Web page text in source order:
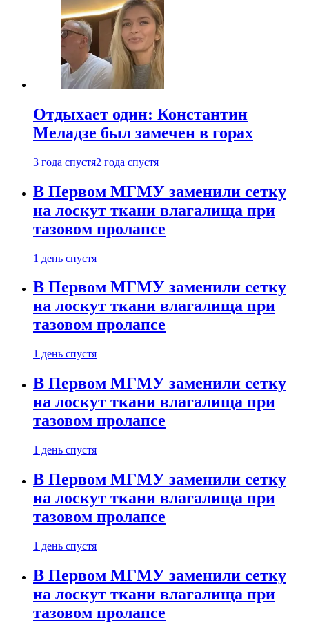
Отдыхает один: Константин
Меладзе был замечен в горах
3 года спустя2 года спустя
В Первом МГМУ заменили сетку
на лоскут ткани влагалища при
тазовом пролапсе
1 день спустя
В Первом МГМУ заменили сетку
на лоскут ткани влагалища при
тазовом пролапсе
1 день спустя
В Первом МГМУ заменили сетку
на лоскут ткани влагалища при
тазовом пролапсе
1 день спустя
В Первом МГМУ заменили сетку
на лоскут ткани влагалища при
тазовом пролапсе
1 день спустя
В Первом МГМУ заменили сетку
на лоскут ткани влагалища при
тазовом пролапсе